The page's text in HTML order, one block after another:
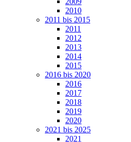
2010
2011 bis 2015
2011
2012
2013
2014
2015
2016 bis 2020
2016
2017
2018
2019
2020
2021 bis 2025
2021